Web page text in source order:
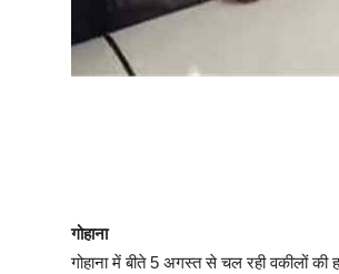
गोहाना
गोहाना में बीते 5 अगस्त से चल रही वकीलों